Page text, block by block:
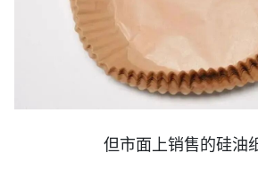
但市面上销售的硅油